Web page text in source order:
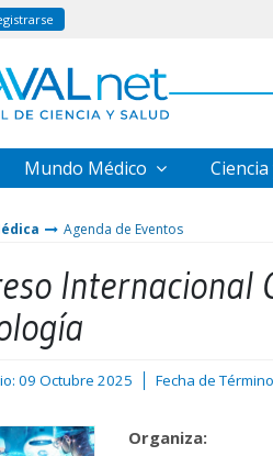
Mundo Médico
Agenda de Eventos
Internacional
09 Octubre 2025 Fecha de
Organiza: